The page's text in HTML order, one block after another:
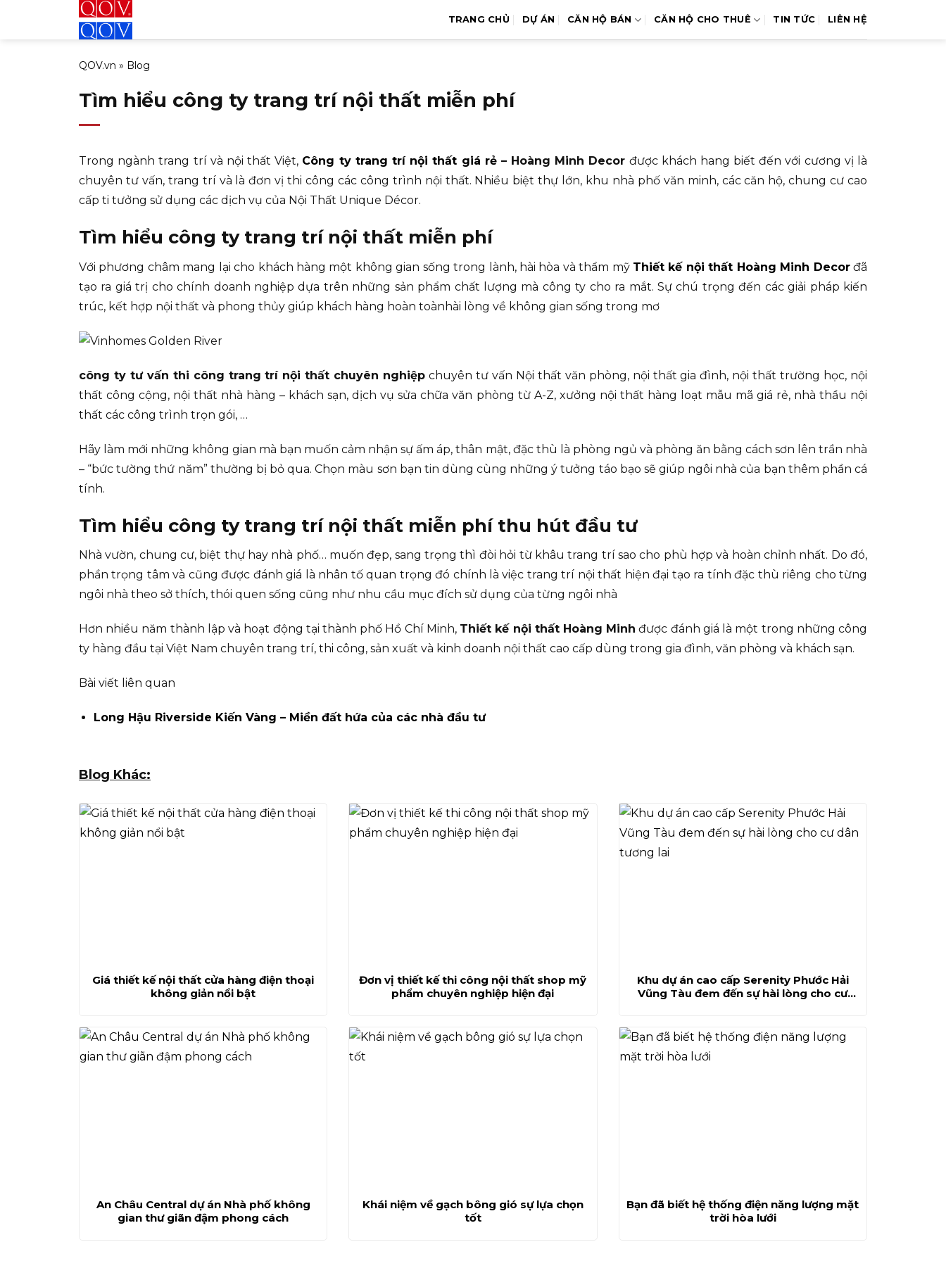
TRANG CHỦ DỰ ÁN CĂN HỘ BÁN CĂN HỘ CHO THUÊ TIN TỨC LIÊN HỆ
QOV.vn » Blog
Tìm hiểu công ty trang trí nội thất miễn phí
Trong ngành trang trí và nội thất Việt, Công ty trang trí nội thất giá rẻ– Hoàng Minh Decor được khách hang biết đến với cương vị là
chuyên tư vấn, trang trí và là đơn vị thi công các công trình nội thất. Nhiều biệt thự lớn, khu nhà phố văn minh, các căn hộ, chung cư cao
cấp ti tưởng sử dụng các dịch vụ của Nội Thất Unique Décor.
Tìm hiểu công ty trang trí nội thất miễn phí
Với phương châm mang lại cho khách hàng một không gian sống trong lành, hài hòa và thẩm mỹ Thiết kế nội thất Hoàng Minh Decorđã
tạo ra giá trị cho chính doanh nghiệp dựa trên những sản phẩm chất lượng mà công ty cho ra mắt. Sự chú trọng đến các giải pháp kiến
trúc, kết hợp nội thất và phong thủy giúp khách hàng hoàn toànhài lòng về không gian sống trong mơ
công ty tư vấn thi công trang trí nội thất chuyên nghiệp chuyên tư vấn Nội thất văn phòng, nội thất gia đình, nội thất trường học, nội
thất công cộng, nội thất nhà hàng – khách sạn, dịch vụ sửa chữa văn phòng từ A-Z, xưởng nội thất hàng loạt mẫu mã giá rẻ, nhà thầu nội
thất các công trình trọn gói, …
Hãy làm mới những không gian mà bạn muốn cảm nhận sự ấm áp, thân mật, đặc thù là phòng ngủ và phòng ăn bằng cách sơn lên trần nhà
– “bức tường thứ năm” thường bị bỏ qua. Chọn màu sơn bạn tin dùng cùng những ý tưởng táo bạo sẽ giúp ngôi nhà của bạn thêm phần cá
tính.
Tìm hiểu công ty trang trí nội thất miễn phí thu hút đầu tư
Nhà vườn, chung cư, biệt thự hay nhà phố… muốn đẹp, sang trọng thì đòi hỏi từ khâu trang trí sao cho phù hợp và hoàn chỉnh nhất. Do đó,
phần trọng tâm và cũng được đánh giá là nhân tố quan trọng đó chính là việc trang trí nội thất hiện đại tạo ra tính đặc thù riêng cho từng
ngôi nhà theo sở thích, thói quen sống cũng như nhu cầu mục đích sử dụng của từng ngôi nhà
Hơn nhiều năm thành lập và hoạt động tại thành phố Hồ Chí Minh, Thiết kế nội thất Hoàng Minh được đánh giá là một trong những công
ty hàng đầu tại Việt Nam chuyên trang trí, thi công, sản xuất và kinh doanh nội thất cao cấp dùng trong gia đình, văn phòng và khách sạn.
Bài viết liên quan
Long Hậu Riverside Kiến Vàng – Miền đất hứa của các nhà đầu tư
Blog Khác:
Giá thiết kế nội thất cửa hàng điện thoại
không giản nổi bật
Đơn vị thiết kế thi công nội thất shop mỹ
phẩm chuyên nghiệp hiện đại
Khu dự án cao cấp Serenity Phước Hải
Vũng Tàu đem đến sự hài lòng cho cư
An Châu Central dự án Nhà phố không
gian thư giãn đậm phong cách
Khái niệm về gạch bông gió sự lựa chọn
tốt
Bạn đã biết hệ thống điện năng lượng mặt
trời hòa lưới